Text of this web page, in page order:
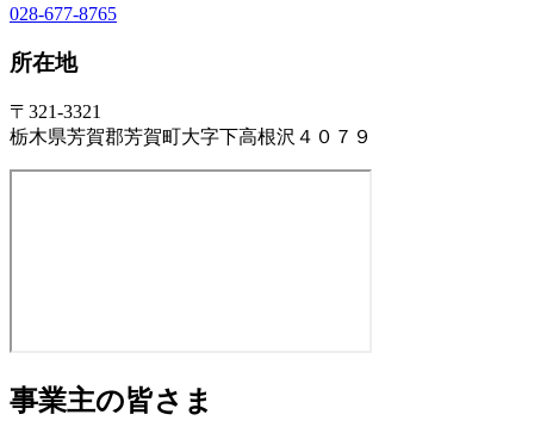
028-677-8765
所在地
〒321-3321
栃木県芳賀郡芳賀町大字下高根沢４０７９
事業主の皆さま